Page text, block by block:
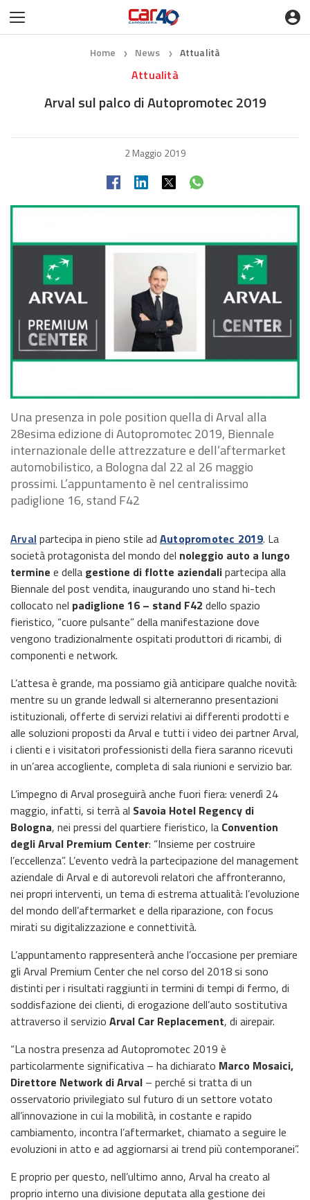
Home ❯ News ❯ Attualità
Attualità
Arval sul palco di Autopromotec 2019
2 Maggio 2019
Una presenza in pole position quella di Arval alla
28esima edizione di Autopromotec 2019, Biennale
internazionale delle attrezzature e dell’aftermarket
automobilistico, a Bologna dal 22 al 26 maggio
prossimi. L’appuntamento è nel centralissimo
padiglione 16, stand F42
Arval partecipa in pieno stile ad Autopromotec 2019. La
società protagonista del mondo del noleggio auto a lungo
termine e della gestione di flotte aziendalipartecipa alla
Biennale del post vendita, inaugurando uno stand hi-tech
collocato nel padiglione 16 – stand F42 dello spazio
fieristico, “cuore pulsante” della manifestazione dove
vengono tradizionalmente ospitati produttori di ricambi, di
componenti e network.
L’attesa è grande, ma possiamo già anticipare qualche novità:
mentre su un grande ledwall si alterneranno presentazioni
istituzionali, offerte di servizi relativi ai differenti prodotti e
alle soluzioni proposti da Arval e tutti i video dei partner Arval,
i clienti e i visitatori professionisti della fiera saranno ricevuti
in un’area accogliente, completa di sala riunioni e servizio bar.
L’impegno di Arval proseguirà anche fuori fiera: venerdì 24
maggio, infatti, si terrà al Savoia Hotel Regency di
Bologna, nei pressi del quartiere fieristico, la Convention
degli Arval Premium Center: “Insieme per costruire
l’eccellenza”. L’evento vedrà la partecipazione del management
aziendale di Arval e di autorevoli relatori che affronteranno,
nei propri interventi, un tema di estrema attualità: l’evoluzione
del mondo dell’aftermarket e della riparazione, con focus
mirati su digitalizzazione e connettività.
L’appuntamento rappresenterà anche l’occasione per premiare
gli Arval Premium Center che nel corso del 2018 si sono
distinti per i risultati raggiunti in termini di tempi di fermo, di
soddisfazione dei clienti, di erogazione dell’auto sostitutiva
attraverso il servizio Arval Car Replacement, di airepair.
“La nostra presenza ad Autopromotec 2019 è
particolarmente significativa – ha dichiarato Marco Mosaici,
Direttore Network di Arval – perché si tratta di un
osservatorio privilegiato sul futuro di un settore votato
all’innovazione in cui la mobilità, in costante e rapido
cambiamento, incontra l’aftermarket, chiamato a seguire le
evoluzioni in atto e ad aggiornarsi ai trend più contemporanei”.
E proprio per questo, nell’ultimo anno, Arval ha creato al
proprio interno una divisione deputata alla gestione dei